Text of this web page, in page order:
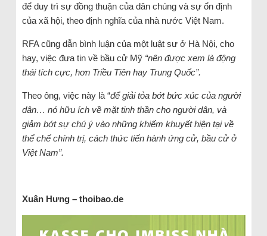
để duy trì sự đồng thuận của dân chúng và sự ổn định
của xã hội, theo định nghĩa của nhà nước Việt Nam.
RFA cũng dẫn bình luận của một luật sư ở Hà Nội, cho
hay, việc đưa tin về bầu cử Mỹ “nên được xem là động
thái tích cực, hơn Triều Tiên hay Trung Quốc”.
Theo ông, việc này là “để giải tỏa bớt bức xúc của người
dân… nó hữu ích về mặt tinh thần cho người dân, và
giảm bớt sự chú ý vào những khiếm khuyết hiện tại về
thể chế chính trị, cách thức tiến hành ứng cử, bầu cử ở
Việt Nam”.
Xuân Hưng – thoibao.de